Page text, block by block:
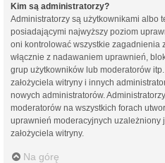
Kim są administratorzy?
Administratorzy są użytkownikami albo
posiadającymi najwyższy poziom
oni kontrolować wszystkie zagadnienia
włącznie z nadawaniem uprawnień,
grup użytkowników lub moderatorów
założyciela witryny i innych
nowych administratorów.
moderatorów na wszystkich forach
uprawnień moderacyjnych uzależniony
założyciela witryny.
Na górę